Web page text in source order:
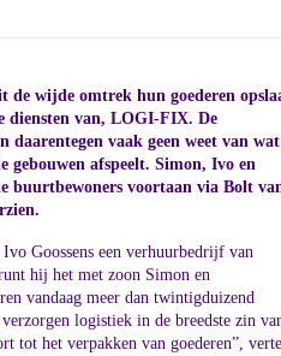
wijde omtrek hun goederen
diensten van, LOGI-FIX. De
daarentegen vaak geen weet van wat
gebouwen afspeelt. Simon, Ivo en
buurtbewoners voortaan via Bolt
Goossens een verhuurbedrijf van
hij het met zoon Simon en
vandaag meer dan twintigduizend
logistiek in de breedste zin
tot het verpakken van goederen”,